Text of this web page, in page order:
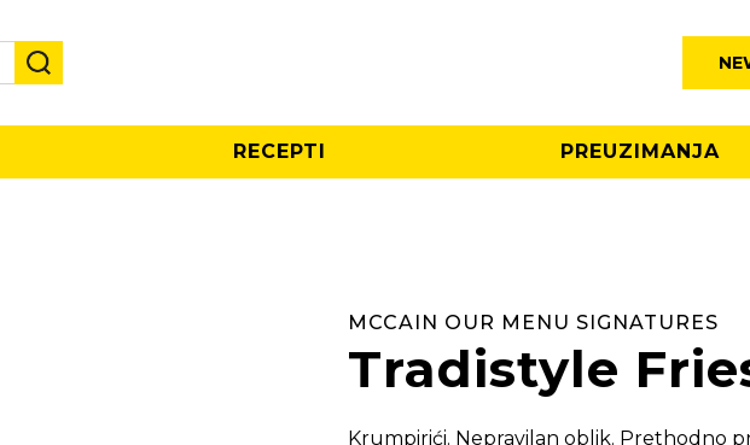
RECEPTI PREUZIMANJA
MCCAIN OUR MENU SIGNATURES
Tradistyle
Krumpirići. Nepravilan oblik. Prethodno